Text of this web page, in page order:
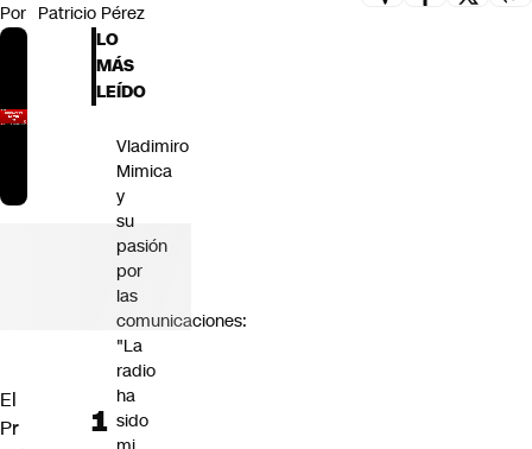
Por Patricio Pérez
El
Pr
LO
MÁS
LEÍDO
Vladimiro
Mimica
y
su
pasión
por
las
comunicaciones:
"La
radio
ha
sido